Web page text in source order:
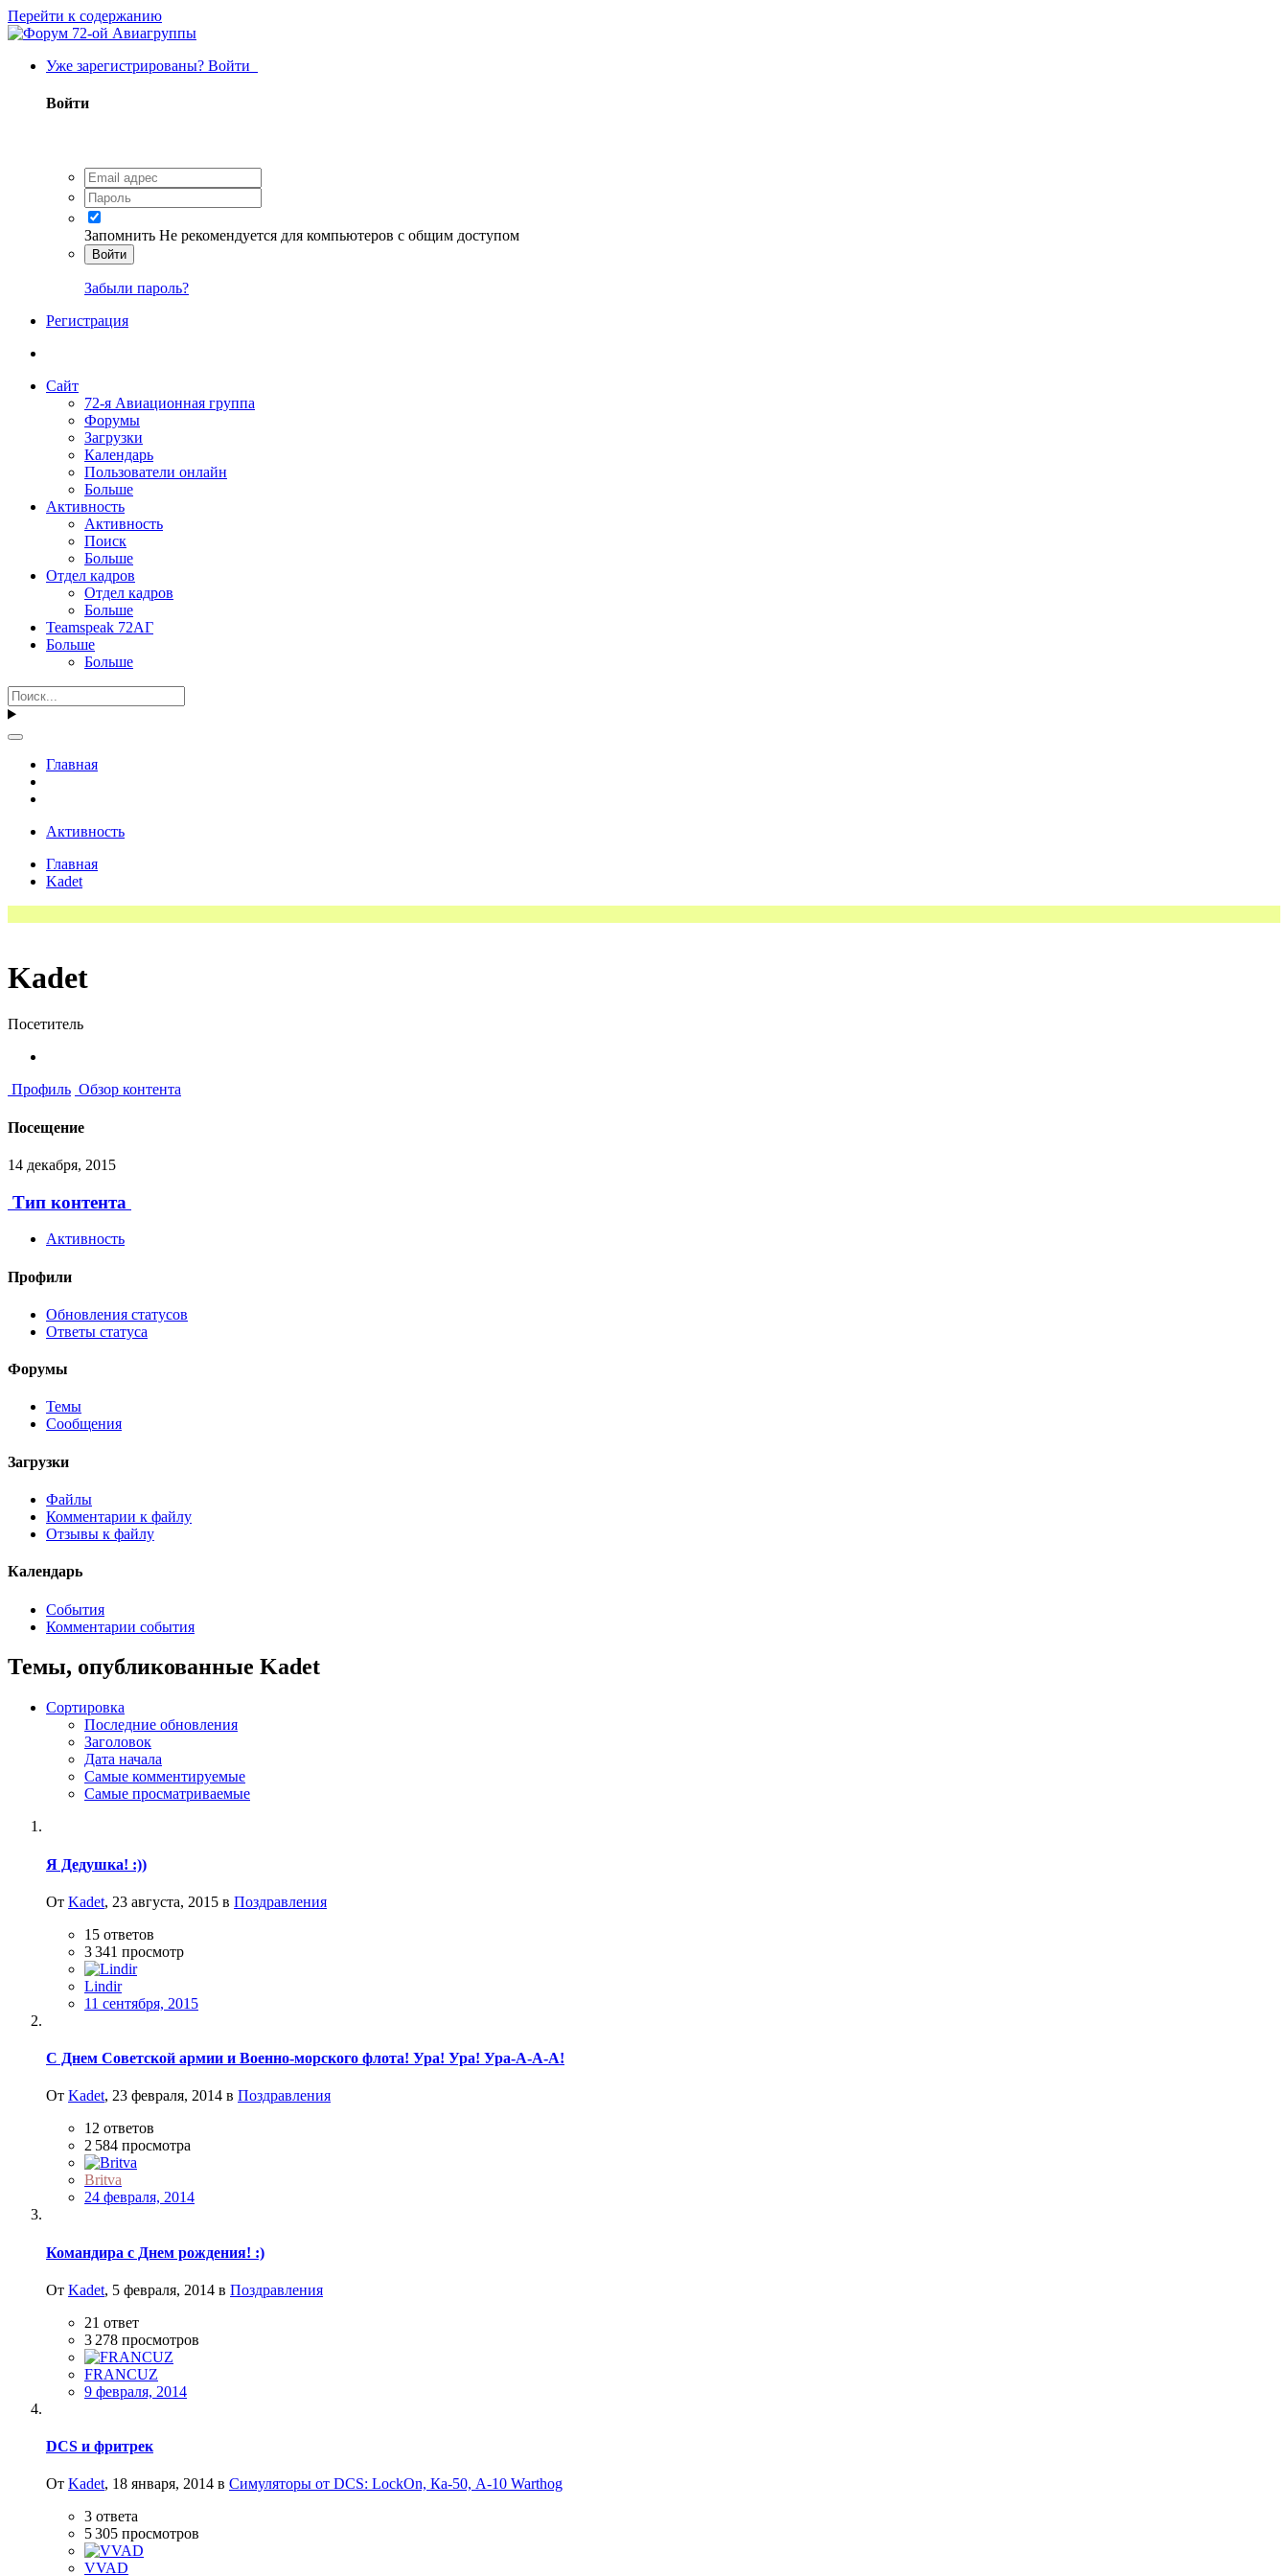
Перейти к содержанию
Уже зарегистрированы? Войти
Войти
Запомнить Не рекомендуется для компьютеров с общим доступом
Войти
Забыли пароль?
Регистрация
Сайт
72-я Авиационная группа
Форумы
Загрузки
Календарь
Пользователи онлайн
Больше
Активность
Активность
Поиск
Больше
Отдел кадров
Отдел кадров
Больше
Teamspeak 72АГ
Больше
Больше
Главная
Активность
Главная
Kadet
Kadet
Посетитель
Профиль Обзор контента
Посещение
14 декабря, 2015
Тип контента
Активность
Профили
Обновления статусов
Ответы статуса
Форумы
Темы
Сообщения
Загрузки
Файлы
Комментарии к файлу
Отзывы к файлу
Календарь
События
Комментарии события
Темы, опубликованные Kadet
Сортировка
Последние обновления
Заголовок
Дата начала
Самые комментируемые
Самые просматриваемые
Я Дедушка! :))
От Kadet, 23 августа, 2015 в Поздравления
15 ответов
3 341 просмотр
Lindir
11 сентября, 2015
С Днем Советской армии и Военно-морского флота! Ура! Ура! Ура-А-А-А!
От Kadet, 23 февраля, 2014 в Поздравления
12 ответов
2 584 просмотра
Britva
24 февраля, 2014
Командира с Днем рождения! :)
От Kadet, 5 февраля, 2014 в Поздравления
21 ответ
3 278 просмотров
FRANCUZ
9 февраля, 2014
DCS и фритрек
От Kadet, 18 января, 2014 в Симуляторы от DCS: LockOn, Ка-50, A-10 Warthog
3 ответа
5 305 просмотров
VVAD